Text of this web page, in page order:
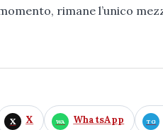
rimane l’unico
X WhatsApp